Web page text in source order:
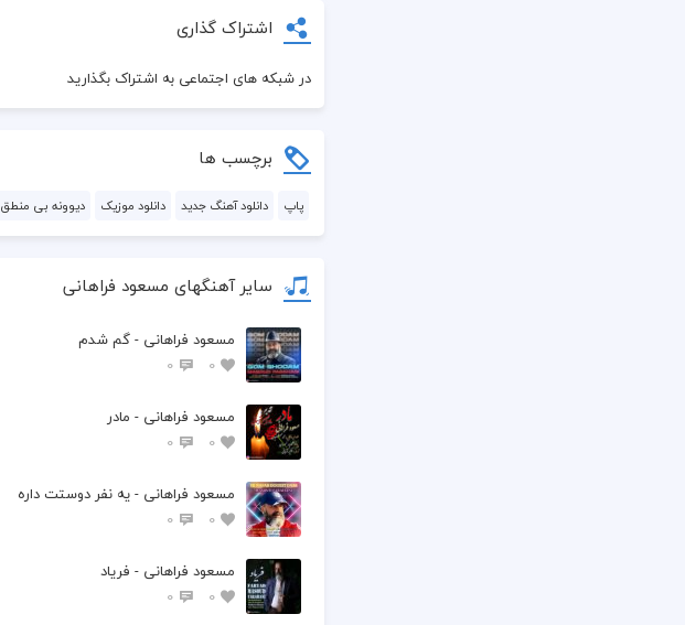
اشتراک گذاری
در شبکه های اجتماعی به اشتراک بگذارید
برچسب ها
پاپ دانلود آهنگ جدید دانلود موزیک دیوونه‌ بی منطق
سایر آهنگهای مسعود فراهانی
مسعود فراهانی - گم شدم
0
0
مسعود فراهانی - مادر
0
0
مسعود فراهانی - یه نفر دوستت داره
0
0
مسعود فراهانی - فریاد
0
0